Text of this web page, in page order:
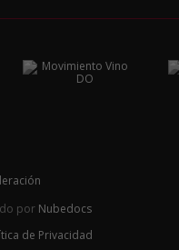
por Nubedocs
de Privacidad